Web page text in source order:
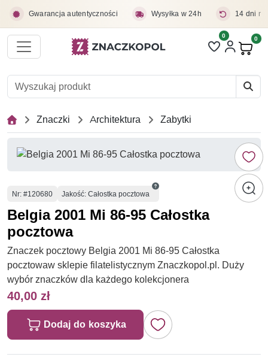
Gwarancja autentyczności Wysyłka w 24h 14 dni
Liczba pozycji
0 0
Znaczki Architektura Zabytki
Numer
Nr: #120680 Jakość: Całostka pocztowa
Belgia 2001 Mi 86-95 Całostka
pocztowa
Znaczek pocztowy Belgia 2001 Mi 86-95 Całostka
pocztowaw sklepie filatelistycznym Znaczkopol.pl. Duży
wybór znaczków dla każdego kolekcjonera
40,00 zł
Dodaj do koszyka